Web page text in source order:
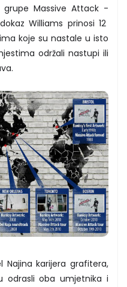
Massive Attack -
Williams prinosi 12
koje su nastale u isto
održali nastupi ili
Najina karijera grafitera,
odrasli oba umjetnika i